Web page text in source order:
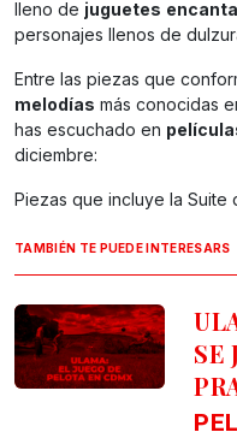
lleno de juguetes
personajes llenos de
Entre las piezas que
melodías más conocidas
has escuchado en
diciembre:
Piezas que incluye la Suite
TAMBIÉN TE PUEDE INTERESARS
SE